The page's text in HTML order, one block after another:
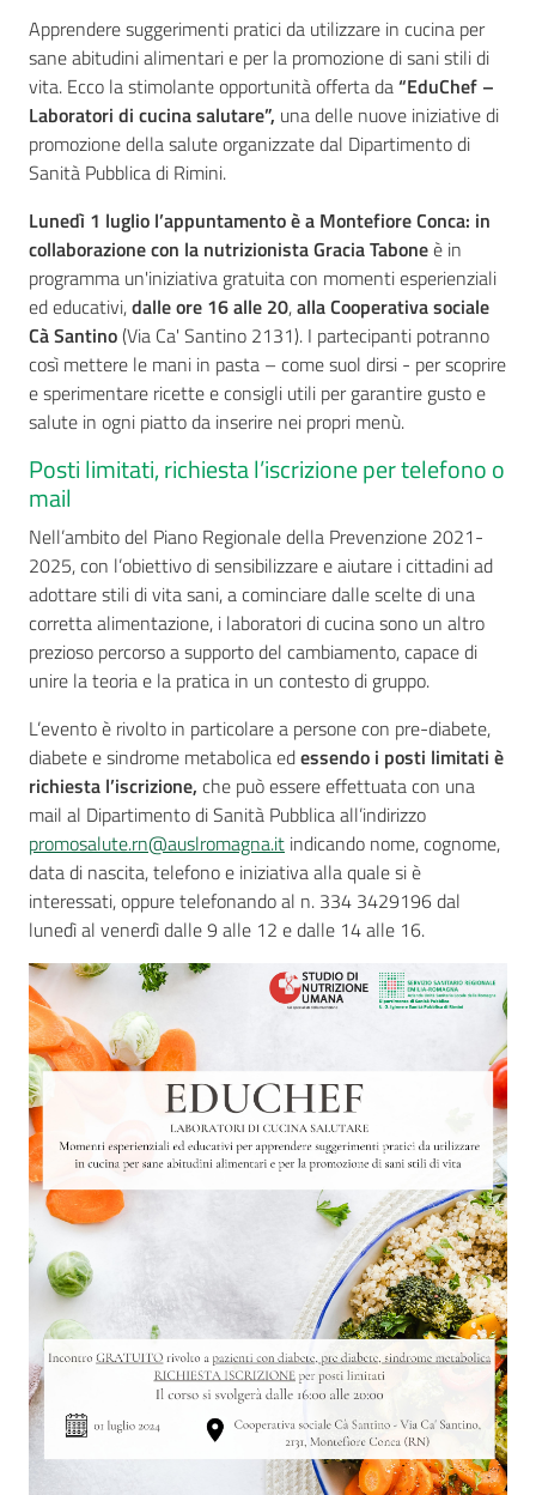
su
Apprendere suggerimenti pratici da utilizzare in cucina per
sane abitudini alimentari e per la promozione di sani stili di
vita. Ecco la stimolante opportunità offerta da“EduChef –
Laboratori di cucina salutare”, una delle nuove iniziative di
promozione della salute organizzate dal Dipartimento di
Sanità Pubblica di Rimini.
Lunedì 1 luglio l’appuntamento è a Montefiore Conca: in
collaborazione con la nutrizionista Gracia Taboneè in
programma un'iniziativa gratuita con momenti esperienziali
ed educativi,dalle ore 16 alle 20,alla Cooperativa sociale
Cà Santino(Via Ca' Santino 2131). I partecipanti potranno
così mettere le mani in pasta – come suol dirsi - per scoprire
e sperimentare ricette e consigli utili per garantire gusto e
salute in ogni piatto da inserire nei propri menù.
Posti limitati, richiesta l’iscrizione per telefono o
mail
Nell’ambito del Piano Regionale della Prevenzione 2021-
2025, con l’obiettivo di sensibilizzare e aiutare i cittadini ad
adottare stili di vita sani, a cominciare dalle scelte di una
corretta alimentazione, i laboratori di cucina sono un altro
prezioso percorso a supporto del cambiamento, capace di
unire la teoria e la pratica in un contesto di gruppo.
L’evento è rivolto in particolare a persone con pre-diabete,
diabete e sindrome metabolica edessendo i posti limitati è
richiesta l’iscrizione, che può essere effettuata con una
mail al Dipartimento di Sanità Pubblica all’indirizzo
promosalute.rn@auslromagna.it indicando nome, cognome,
data di nascita, telefono e iniziativa alla quale si è
interessati, oppure telefonando al n. 334 3429196 dal
lunedì al venerdì dalle 9 alle 12 e dalle 14 alle 16.